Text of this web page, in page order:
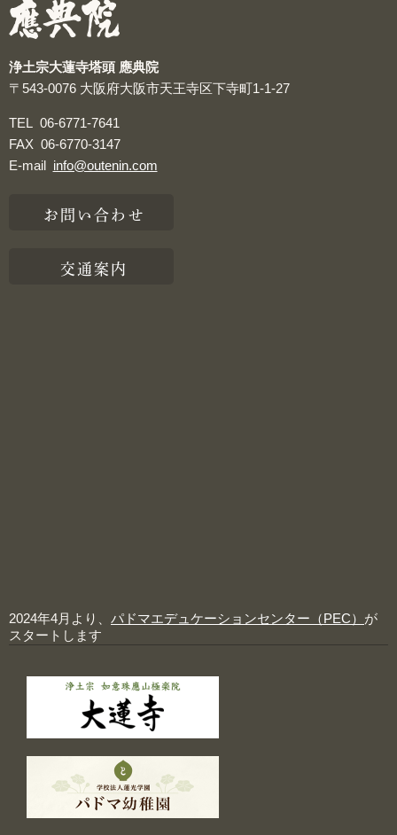
浄土宗大蓮寺塔頭 應典院
〒543-0076 大阪府大阪市天王寺区下寺町1-1-27
TEL 06-6771-7641
FAX 06-6770-3147
E-mail info@outenin.com
お問い合わせ
交通案内
2024年4月より、 パドマエデュケーションセンター（PEC） が
スタートします